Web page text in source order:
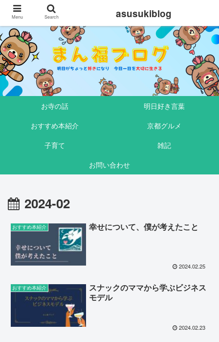
お寺の話
明日好き言葉
おすすめ本紹介
京都グルメ
子育て
雑記
お問い合わせ
2024-02
おすすめ本紹介 幸せについて、僕が考えたこと
2024.02.25
おすすめ本紹介
スナックのママから学ぶビジネス
モデル
2024.02.23
Menu Search asusukiblog